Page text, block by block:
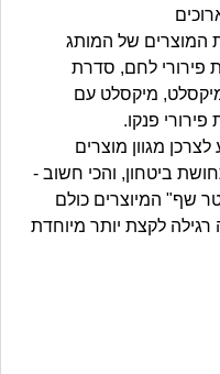
המוצרים של המותג
פירורי לחם, סדרת
מיקסלט עם
פנקו.
מגוון מוצרים
ביטחון, והכי חשוב -
שף" המיוצרים כולם
לקצת יותר מיוחדת